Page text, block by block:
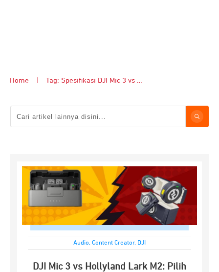
Home Tag: Spesifikasi DJI Mic 3 vs Hollyland Lark M2
Audio, Content Creator, DJI
DJI Mic 3 vs Hollyland Lark M2: Pilih